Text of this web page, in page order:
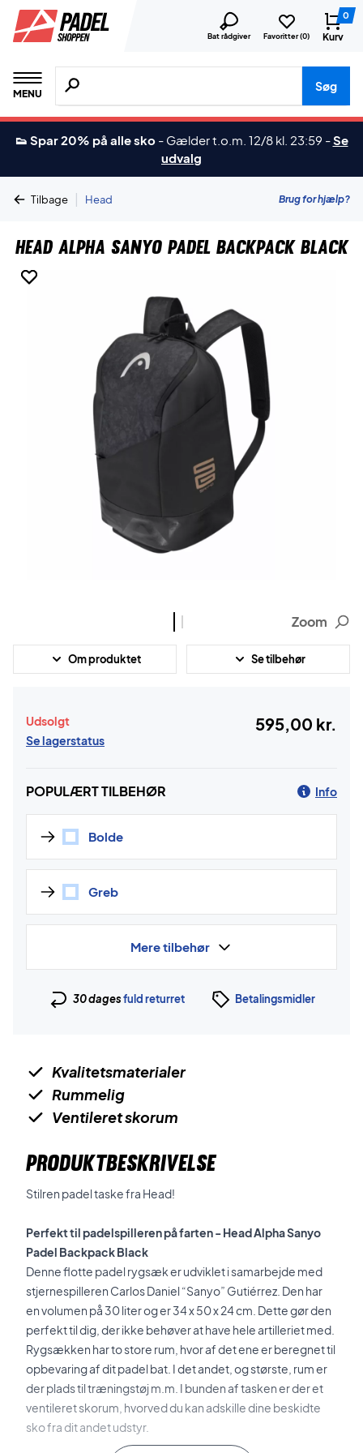
Bat rådgiver Favoritter (0)
0
Kurv
MENU
Søg efter produkter, mærker etc.
Søg
👟 Spar 20% på alle sko - Gælder t.o.m. 12/8 kl. 23:59 -Se
udvalg
Tilbage | Head Brug for hjælp?
Head Alpha Sanyo Padel Backpack Black
Zoom
Om produktet Se tilbehør
Udsolgt
Se lagerstatus
595,00 kr.
POPULÆRT TILBEHØR Info
Bolde
Greb
Mere tilbehør
30 dagesfuld returret Betalingsmidler
Kvalitetsmaterialer
Rummelig
Ventileret skorum
PRODUKTBESKRIVELSE
Stilren padel taske fra Head!
Perfekt til padelspilleren på farten - Head Alpha Sanyo
Padel Backpack Black
Denne flotte padel rygsæk er udviklet i samarbejde med
stjernespilleren Carlos Daniel “Sanyo” Gutiérrez. Den har
en volumen på 30 liter og er 34 x 50 x 24 cm. Dette gør den
perfekt til dig, der ikke behøver at have hele artilleriet med.
Rygsækken har to store rum, hvor af det ene er beregnet til
opbevaring af dit padel bat. I det andet, og største, rum er
der plads til træningstøj m.m. I bunden af tasken er der et
ventileret skorum, hvorved du kan adskille dine beskidte
sko fra dit andet udstyr.